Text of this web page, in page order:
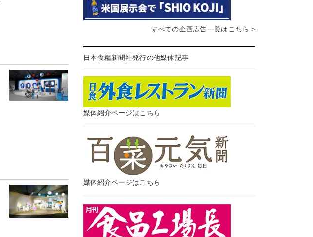
すべての企画広告一覧はこちら >
日本食糧新聞社発行の他媒体記事
媒体紹介ページはこちら
媒体紹介ページはこちら